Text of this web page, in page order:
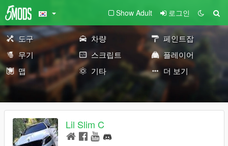
Show Adult 로그인
도구 차량
페인트잡
무기
스크립트
플레이어
맵
기타 더 보기
Lil Slim C